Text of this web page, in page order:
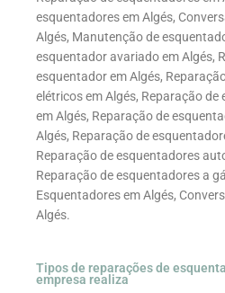
esquentadores em Algés,
Algés, Manutenção de
esquentador avariado em Algés,
esquentador em Algés,
elétricos em Algés, Reparação
em Algés, Reparação de
Algés, Reparação de
Reparação de esquentadores
Reparação de esquentadores a
Esquentadores em Algés,
Algés.
Tipos de reparações de
empresa realiza